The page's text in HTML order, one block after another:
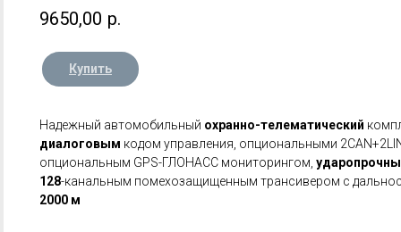
9650,00 р.
Купить
Надежный автомобильный охранно-телематический
диалоговым кодом управления, опциональными
опциональным GPS-ГЛОНАСС мониторингом,
128-канальным помехозащищенным трансивером с
2000 м